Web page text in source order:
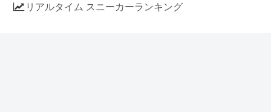
リアルタイム スニーカーランキング